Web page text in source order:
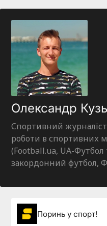
Олександр
Спортивний
роботи в спортивних
(Football.ua, UA-Футбол
закордонний футбол,
Поринь у спорт!